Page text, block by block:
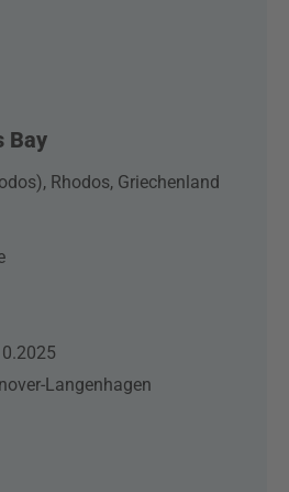
Bay
Rhodos, Griechenland
Langenhagen